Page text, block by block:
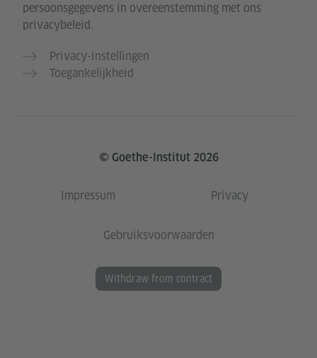
persoonsgegevens in overeenstemming met ons
privacybeleid.
Privacy-instellingen
Toegankelijkheid
© Goethe-Institut 2026
Impressum Privacy
Gebruiksvoorwaarden
Withdraw from contract